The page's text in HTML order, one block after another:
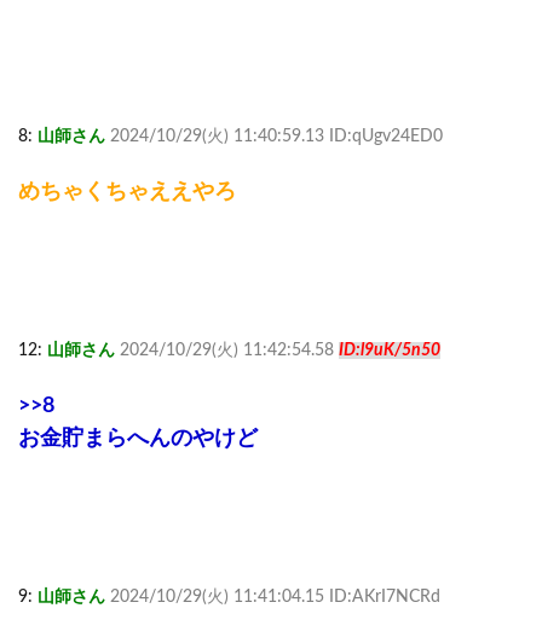
8: 山師さん 2024/10/29(火) 11:40:59.13 ID:qUgv24ED0
めちゃくちゃええやろ
12: 山師さん 2024/10/29(火) 11:42:54.58 ID:l9uK/5n50
>>8
お金貯まらへんのやけど
9: 山師さん 2024/10/29(火) 11:41:04.15 ID:AKrI7NCRd